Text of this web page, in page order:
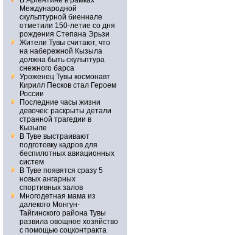
Международной
скульптурной биеннале
отметили 150-летие со дня
рождения Степана Эрьзи
Жители Тувы считают, что
на набережной Кызыла
должна быть скульптура
снежного барса
Уроженец Тувы космонавт
Кирилл Песков стал Героем
России
Последние часы жизни
девочек: раскрыты детали
странной трагедии в
Кызыле
В Туве выстраивают
подготовку кадров для
беспилотных авиационных
систем
В Туве появятся сразу 5
новых ангарных
спортивных залов
Многодетная мама из
далекого Монгун-
Тайгинского района Тувы
развила овощное хозяйство
с помощью соцконтракта